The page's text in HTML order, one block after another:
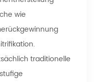
wie
traditionelle